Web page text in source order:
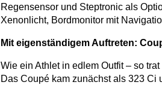
Regensensor und Steptronic als
Xenonlicht, Bordmonitor mit
Mit eigenständigem Auftreten:
Wie ein Athlet in edlem Outfit – so
Das Coupé kam zunächst als 323 Ci